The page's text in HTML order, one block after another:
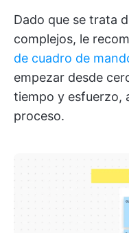
Dado que se trata
complejos, le
de cuadro de
empezar desde
tiempo y esfuerzo,
proceso.